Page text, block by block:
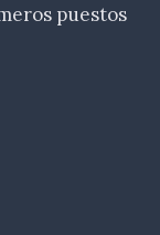
puestos